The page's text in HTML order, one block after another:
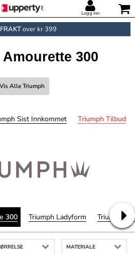
Logg inn
over kr 399
300
Vis Alle Triumph
Sist Innkommet Triumph Tilbud
300 Triumph Ladyform Triumph
MATERIALE